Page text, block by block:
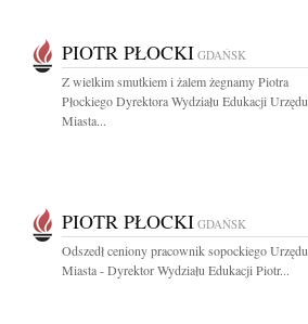
PIOTR PŁOCKI GDAŃSK
Z wielkim smutkiem i żalem żegnamy Piotra
Płockiego Dyrektora Wydziału Edukacji Urzędu
Miasta...
PIOTR PŁOCKI GDAŃSK
Odszedł ceniony pracownik sopockiego Urzędu
Miasta - Dyrektor Wydziału Edukacji Piotr...